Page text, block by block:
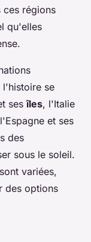
ces régions
qu'elles
l'histoire se
sesîles, l'Italie
et ses
des
sous le soleil.
variées,
des options